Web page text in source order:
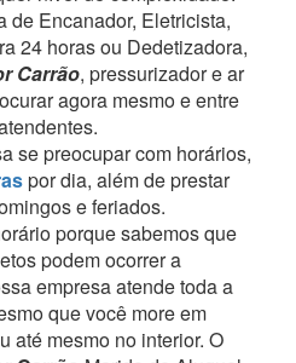
de Encanador, Eletricista,
24 horas ou Dedetizadora,
Carrão, pressurizador e ar
agora mesmo e entre
se preocupar com horários,
por dia, além de prestar
e feriados.
porque sabemos que
podem ocorrer a
empresa atende toda a
que você more em
até mesmo no interior. O